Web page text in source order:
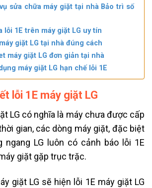
sửa chữa máy giặt tại nhà Bảo trì số
lỗi 1E trên máy giặt LG uy tín
giặt LG tại nhà đúng cách
máy giặt LG đơn giản tại nhà
máy giặt LG hạn chế lỗi 1E
lỗi 1E máy giặt LG
LG có nghĩa là máy chưa được cấp
gian, các dòng máy giặt, đặc biệt
ngang LG luôn có cảnh báo lỗi 1E
giặt gặp trục trặc.
áy giặt LG sẽ hiện lỗi 1E máy giặt LG